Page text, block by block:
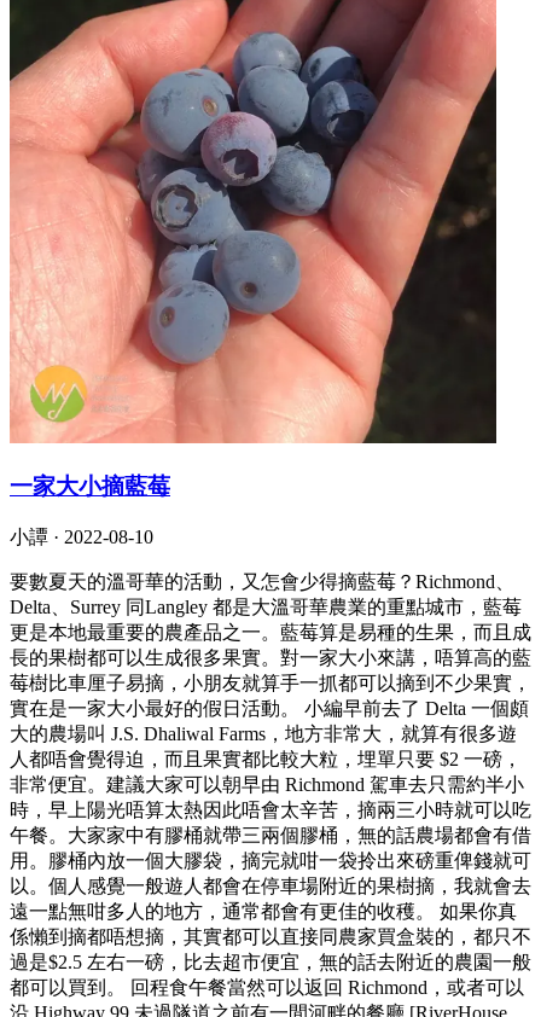
一家大小摘藍莓
小譚 · 2022-08-10
要數夏天的溫哥華的活動，又怎會少得摘藍莓？Richmond、
Delta、Surrey 同Langley 都是大溫哥華農業的重點城市，藍莓
更是本地最重要的農產品之一。藍莓算是易種的生果，而且成
長的果樹都可以生成很多果實。對一家大小來講，唔算高的藍
莓樹比車厘子易摘，小朋友就算手一抓都可以摘到不少果實，
實在是一家大小最好的假日活動。 小編早前去了 Delta 一個頗
大的農場叫 J.S. Dhaliwal Farms，地方非常大，就算有很多遊
人都唔會覺得迫，而且果實都比較大粒，埋單只要 $2 一磅，
非常便宜。建議大家可以朝早由 Richmond 駕車去只需約半小
時，早上陽光唔算太熱因此唔會太辛苦，摘兩三小時就可以吃
午餐。大家家中有膠桶就帶三兩個膠桶，無的話農場都會有借
用。膠桶內放一個大膠袋，摘完就咁一袋拎出來磅重俾錢就可
以。個人感覺一般遊人都會在停車場附近的果樹摘，我就會去
遠一點無咁多人的地方，通常都會有更佳的收穫。 如果你真
係懶到摘都唔想摘，其實都可以直接同農家買盒裝的，都只不
過是$2.5 左右一磅，比去超市便宜，無的話去附近的農園一般
都可以買到。 回程食午餐當然可以返回 Richmond，或者可以
沿 Highway 99 未過隧道之前有一間河畔的餐廳 [RiverHouse